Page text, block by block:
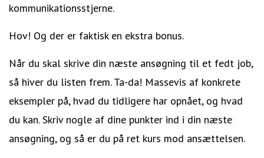
kommunikationsstjerne.
Hov! Og der er faktisk en ekstra bonus.
Når du skal skrive din næste ansøgning til et fedt job,
så hiver du listen frem. Ta-da! Massevis af konkrete
eksempler på, hvad du tidligere har opnået, og hvad
du kan. Skriv nogle af dine punkter ind i din næste
ansøgning, og så er du på ret kurs mod ansættelsen.